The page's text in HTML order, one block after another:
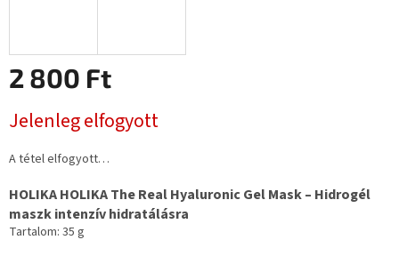
2 800 Ft
Jelenleg elfogyott
A tétel elfogyott…
HOLIKA HOLIKA The Real Hyaluronic Gel Mask – Hidrogél
maszk intenzív hidratálásra
Tartalom: 35 g